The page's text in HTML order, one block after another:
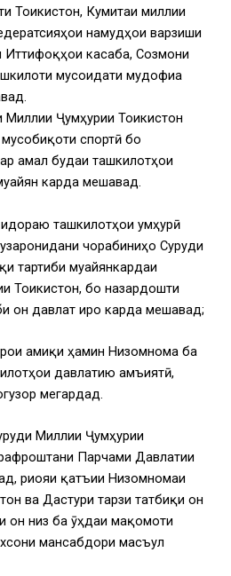
Тоҷикистон, Кумитаи миллии
намудҳои варзиши
Иттифоқҳои касаба, Созмони
мусоидати мудофиа
Ҷумҳурии Тоҷикистон
спортӣ бо
амал будаи ташкилотҳои
карда мешавад.
ташкилотҳои ҷумҳурӣ
чорабиниҳо Суруди
тартиби муайянкардаи
Тоҷикистон, бо назардошти
он давлат иҷро карда мешавад;
амиқи ҳамин Низомнома ба
давлатию ҷамъиятӣ,
мегардад.
Миллии Ҷумҳурии
Парчами Давлатии
риояи қатъии Низомномаи
ва Дастури тарзи татбиқи он
он низ ба ӯҳдаи мақомоти
мансабдори масъул